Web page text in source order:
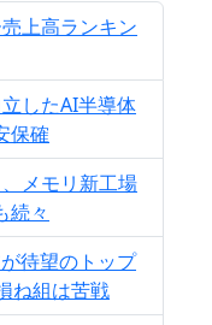
上高ランキン
したAI半導体
保確
メモリ新工場
続々
待望のトップ
ね組は苦戦